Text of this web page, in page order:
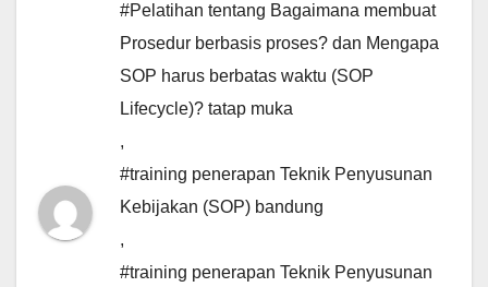
#Pelatihan tentang Bagaimana membuat
Prosedur berbasis proses? dan Mengapa
SOP harus berbatas waktu (SOP
Lifecycle)? tatap muka
,
#training penerapan Teknik Penyusunan
Kebijakan (SOP) bandung
,
#training penerapan Teknik Penyusunan